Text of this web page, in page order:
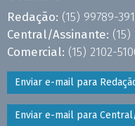
Redação: (15) 99789-
Central/Assinante: (15)
Comercial: (15) 2102-
Enviar e-mail para
Enviar e-mail para